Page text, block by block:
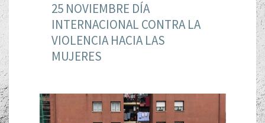
25 NOVIEMBRE DÍA
INTERNACIONAL CONTRA LA
VIOLENCIA HACIA LAS
MUJERES